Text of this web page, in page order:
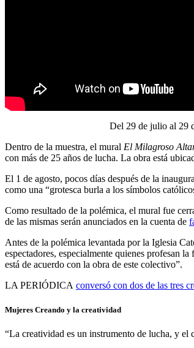
Del 29 de julio al 29
Dentro de la muestra, el mural El Milagroso
con más de 25 años de lucha. La obra está
El 1 de agosto, pocos días después de la
como una “grotesca burla a los símbolos
Como resultado de la polémica, el mural fue
de las mismas serán anunciados en la cuenta de
Antes de la polémica levantada por la Iglesia
espectadores, especialmente quienes profesan
está de acuerdo con la obra de este colectivo”.
LA PERIÓDICA conversó con dos de las tres
Mujeres Creando y la creatividad
“La creatividad es un instrumento de lucha, y